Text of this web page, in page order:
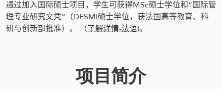
通过加入国际硕士项目，学生可获得MSc硕士学位和“国际管
理专业研究文凭”（DESMI硕士学位，获法国高等教育、科
研与创新部批准）。 （了解详情-法语)。
项目简介